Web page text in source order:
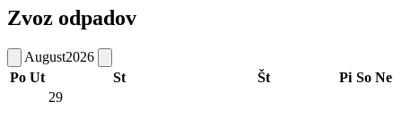
Zvoz odpadov
August2026
Po Ut St Št Pi So Ne
29